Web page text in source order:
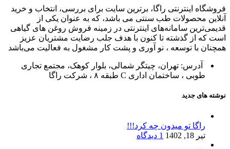
فروشگاه اینترنتی راگا، برترین سایت برای بررسی، انتخاب و خرید
آنلاین محصولات طب سنتی می باشد، که به عنوان یکی از
قدیمی‌ترین سامانه‌های اینترنتی در زمینه فروش روغن های گیاهی
است که از گذشته تا کنون با هدف جلب رضایت مشتریان عزیز
همچنان با توسعه ، نو آوری و پشت کار مشغول به فعالیت می‌باشد
آدرس: تهران، چیتگر شمالی، بلوار کوهک، مجتمع تجاری
طوبی ، ساختمان اداری C طبقه ۸ ، شرکت راگا
نوشته های جدید
راگا تو میدون چه کرد!!!
تیر 18, 1402
1 دیدگاه